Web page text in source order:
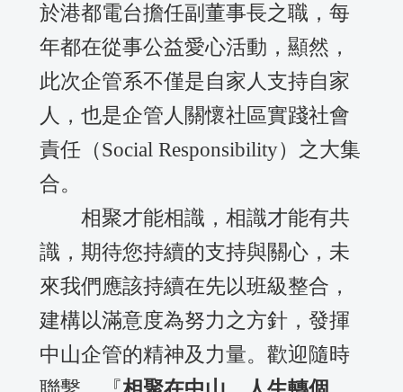
於港都電台擔任副董事長之職，每
年都在從事公益愛心活動，顯然，
此次企管系不僅是自家人支持自家
人，也是企管人關懷社區實踐社會
責任（Social Responsibility）之大集
合。
相聚才能相識，相識才能有共
識，期待您持續的支持與關心，未
來我們應該持續在先以班級整合，
建構以滿意度為努力之方針，發揮
中山企管的精神及力量。歡迎隨時